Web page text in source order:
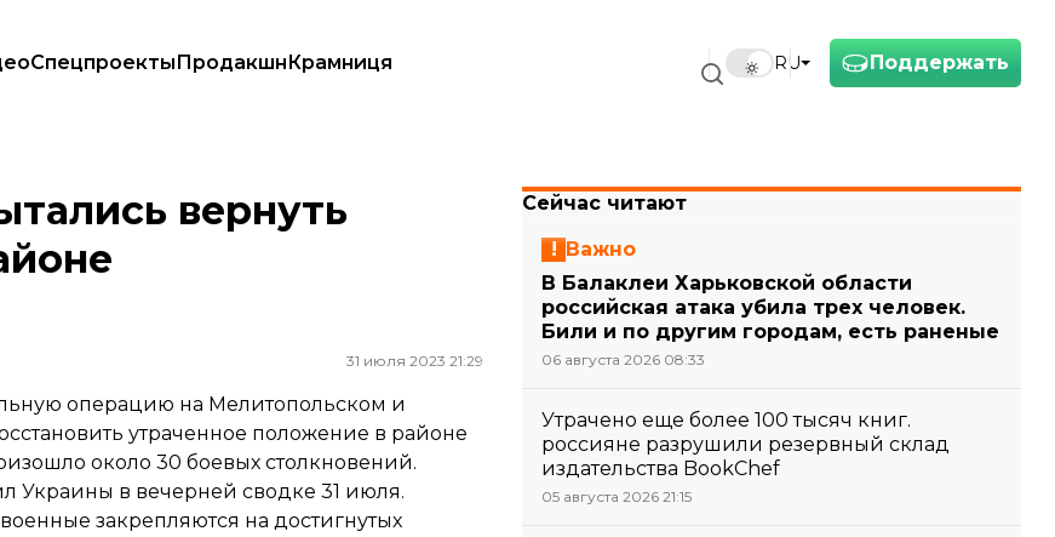
Поддержать
RU
СпецпроектыПродакшнКрамниця
вернуть
31 июля 2023 21:29
операцию на Мелитопольском и
утраченное положение в районе
около 30 боевых столкновений.
Украины в вечерней сводке 31 июля.
закрепляются на достигнутых
Сейчас читают
Важно
В Балаклеи Харьковской области
российская атака убила трех человек.
Били и по другим городам, есть раненые
06 августа 2026 08:33
Утрачено еще более 100 тысяч книг.
россияне разрушили резервный склад
издательства BookChef
05 августа 2026 21:15